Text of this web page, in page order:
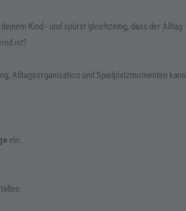
Kind - und spürst gleichzeitig, dass der Alltag
ist?
Alltagsorganisation und Spielplatzmomenten kann
ein: